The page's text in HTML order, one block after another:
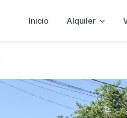
Inicio Alquiler